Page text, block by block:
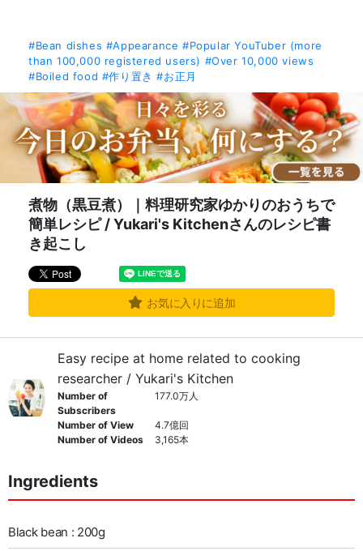
#Bean dishes #Appearance #Popular YouTuber (more
than 100,000 registered users) #Over 10,000 views
#Boiled food #作り置き #お正月
煮物（黒豆煮）｜料理研究家ゆかりのおうちで
簡単レシピ / Yukari's Kitchenさんのレシピ書
き起こし
お気に入りに追加
Easy recipe at home related to cooking
researcher / Yukari's Kitchen
Number of
Subscribers
177.0万人
Number of View
4.7億回
Number of Videos
3,165本
Ingredients
Black bean : 200g